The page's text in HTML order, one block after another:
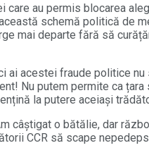
au permis blocarea
schemă politică de
mai departe fără să
acestei fraude politice nu
Nu putem permite ca
la putere aceiași
câștigat o bătălie, dar
CCR să scape